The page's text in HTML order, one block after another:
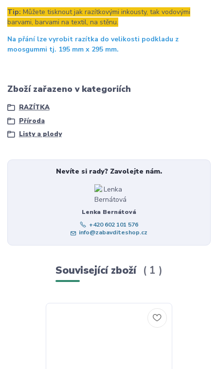
Tip: Můžete tisknout jak razítkovými inkousty, tak vodovými
barvami, barvami na textil, na stěnu.
Na přání lze vyrobit razítka do velikosti podkladu z
moosgummi tj. 195 mm x 295 mm.
Zboží zařazeno v kategoriích
RAZÍTKA
Příroda
Listy a plody
Nevíte si rady? Zavolejte nám.
Lenka Bernátová
+420 602 101 576
info@zabavditeshop.cz
Související zboží 1